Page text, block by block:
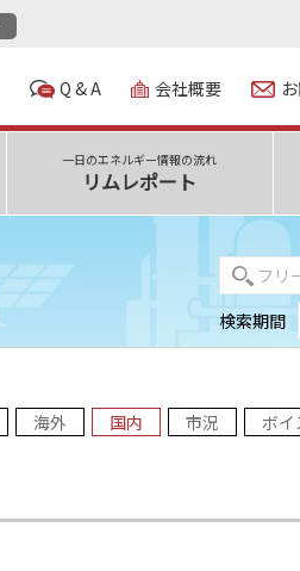
Q & A 会社概要
一日のエネルギー情報の流れ
リムレポート
検索期間
海外 国内 市況 ボイ